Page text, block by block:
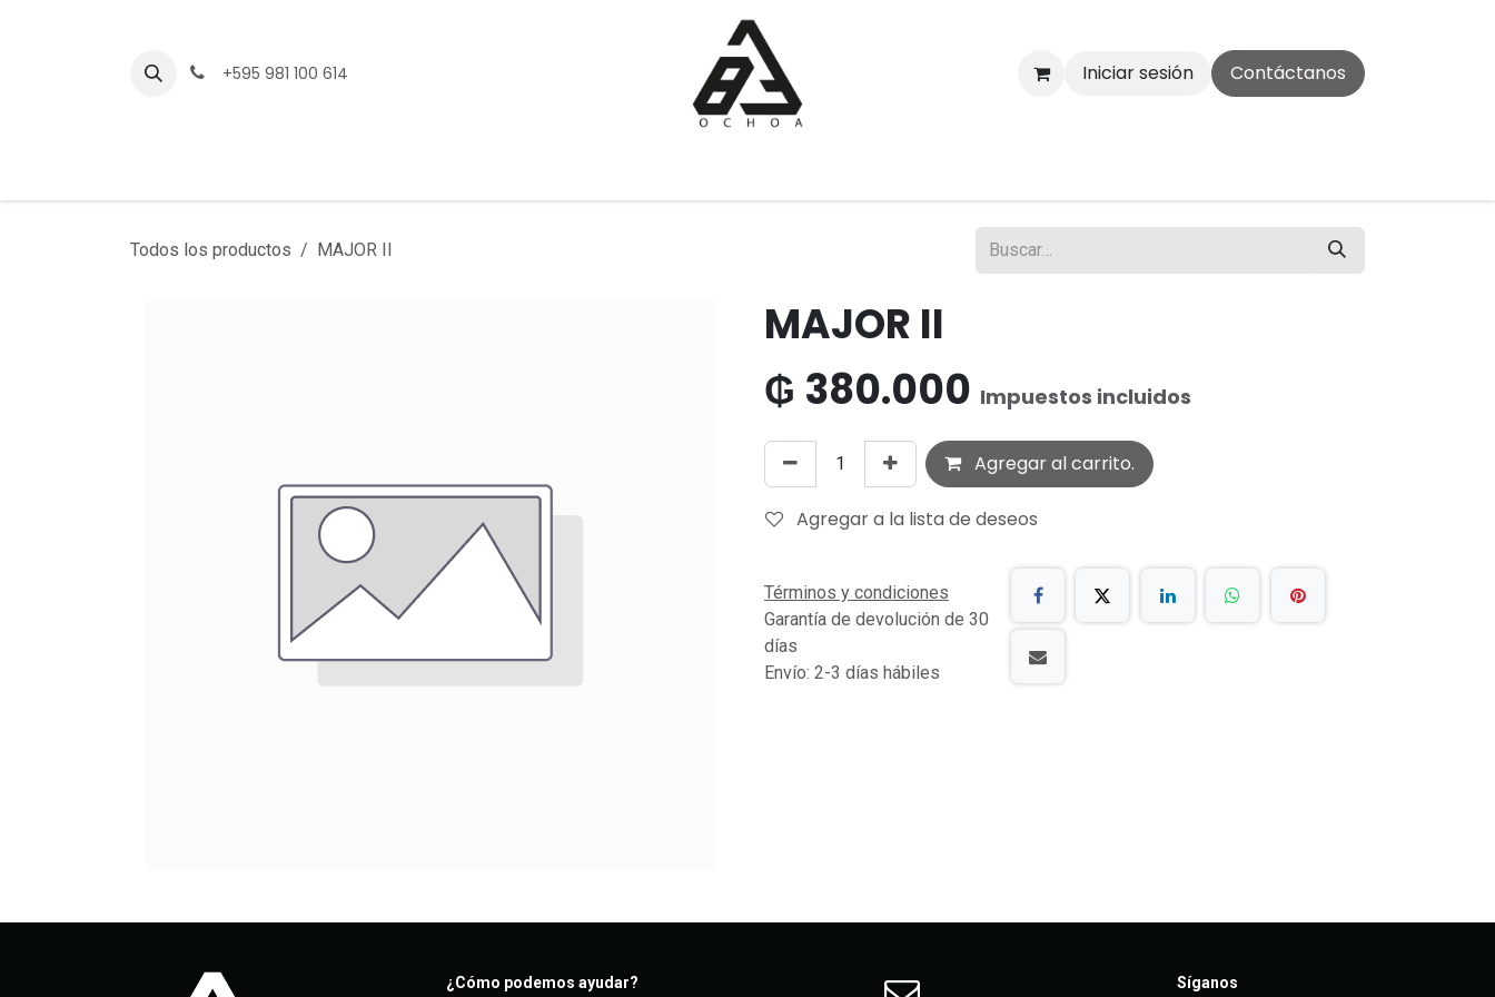
+595 981 100 614 Iniciar sesión Contáctanos
Todos los productos MAJOR II
MAJOR II
₲ 380.000 Impuestos incluidos
Agregar al carrito.
Agregar a la lista de deseos
Términos y condiciones
Garantía de devolución de 30
días
Envío: 2-3 días hábiles
Síganos
¿Cómo podemos ayudar?